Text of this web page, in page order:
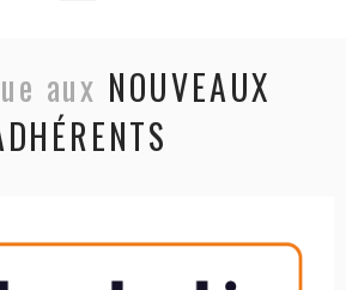
aux NOUVEAUX